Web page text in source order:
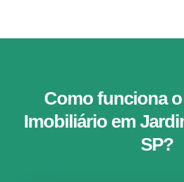
Como funciona
Imobiliário em
SP?